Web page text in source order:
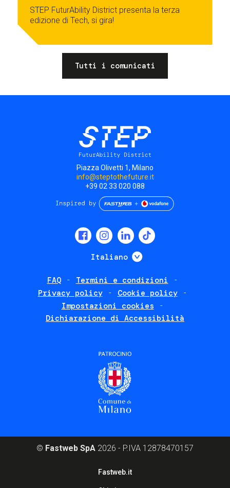
STEP FuturAbility District presenta la terza
edizione di Tech, si gira!
Tutti i comunicati
Piazza Olivetti 1, Milano
info@steptothefuture.it
+39 02 33 020 088
Italiano Mostra ulteriori
FAQ
Termini e condizioni
Privacy policy
Cookie policy
Impostazioni cookies
Dichiarazione di Accessibilità
© Fastweb SpA 2026 - P.IVA 12878470157
Fastweb.it